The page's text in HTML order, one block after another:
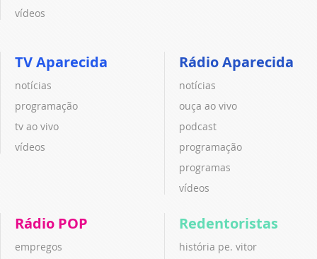
vídeos
TV Aparecida
notícias
programação
tv ao vivo
vídeos
Rádio Aparecida
notícias
ouça ao vivo
podcast
programação
programas
vídeos
Rádio POP
empregos
Redentoristas
história pe. vitor